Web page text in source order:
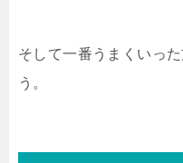
そして一番うまくいっ
う。